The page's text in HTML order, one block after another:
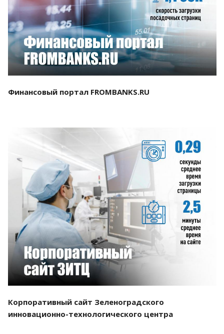
Смотреть проект
Финансовый портал FROMBANKS.RU
Смотреть проект
Корпоративный сайт Зеленоградского
инновационно-технологического центра